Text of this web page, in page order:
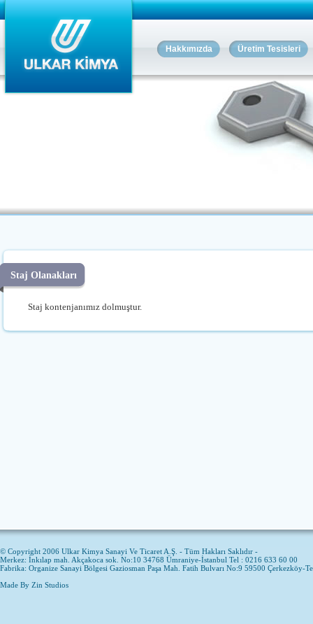
Üretim Tesisleri
Hakkımızda
Staj Olanakları
Staj kontenjanımız dolmuştur.
© Copyright 2006 Ulkar Kimya Sanayi Ve Ticaret A.Ş. - Tüm Hakları Saklıdır -
Merkez: İnkılap mah. Akçakoca sok. No:10 34768 Ümraniye-İstanbul Tel : 0216 633 60 00
Fabrika: Organize Sanayi Bölgesi Gaziosman Paşa Mah. Fatih Bulvarı No:9 59500 Çerkezköy-
Made By Zin Studios